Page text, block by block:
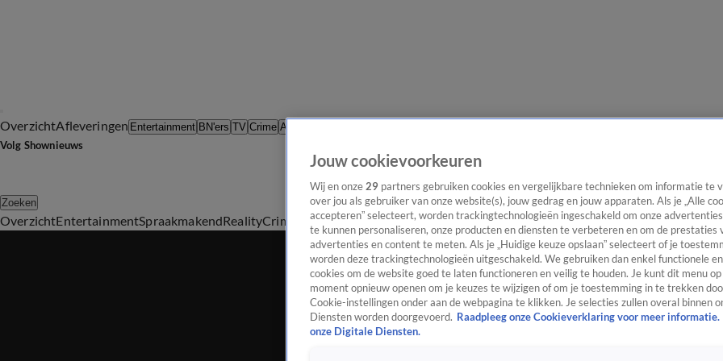
OverzichtAfleveringen Entertainment BN'ers TV Crime Algemeen
Volg Shownieuws
Zoeken
OverzichtEntertainmentSpraakmakendRealityCrime Video'sAfleveringen
Jouw cookievoorkeuren
Wij en onze 29 partners gebruiken cookies en vergelijkbare technieken om informatie te
over jou als gebruiker van onze website(s), jouw gedrag en jouw apparaten. Als je „Alle
accepteren” selecteert, worden trackingtechnologieën ingeschakeld om onze
te kunnen personaliseren, onze producten en diensten te verbeteren en om de prestaties
advertenties en content te meten. Als je „Huidige keuze opslaan” selecteert of je
worden deze trackingtechnologieën uitgeschakeld. We gebruiken dan enkel functionele
cookies om de website goed te laten functioneren en veilig te houden. Je kunt dit menu
moment opnieuw openen om je keuzes te wijzigen of om je toestemming in te trekken
Cookie-instellingen onder aan de webpagina te klikken. Je selecties zullen overal binnen
Diensten worden doorgevoerd. Raadpleeg onze Cookieverklaring voor meer informatie.
onze Digitale Diensten.